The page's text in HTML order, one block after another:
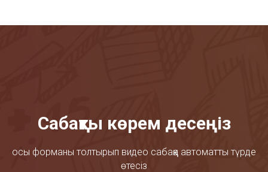
Сабақты көрем десеңіз
осы форманы толтырып видео сабаққа автоматты түрде
өтесіз